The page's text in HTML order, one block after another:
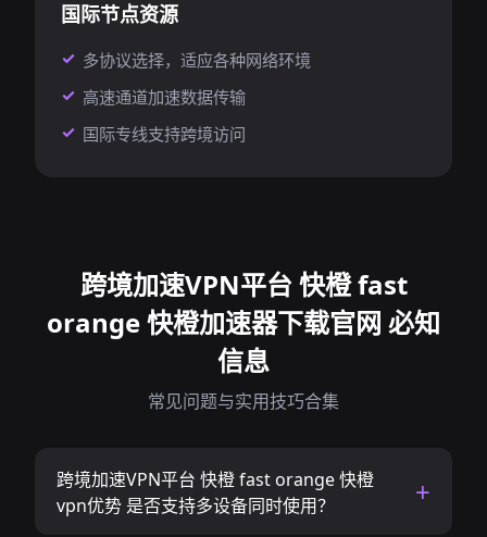
国际节点资源
多协议选择，适应各种网络环境
高速通道加速数据传输
国际专线支持跨境访问
跨境加速VPN平台 快橙 fast
orange 快橙加速器下载官网 必知
信息
常见问题与实用技巧合集
跨境加速VPN平台 快橙 fast orange 快橙
vpn优势 是否支持多设备同时使用？